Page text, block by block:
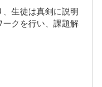
生徒は真剣に説明
クを行い、課題解